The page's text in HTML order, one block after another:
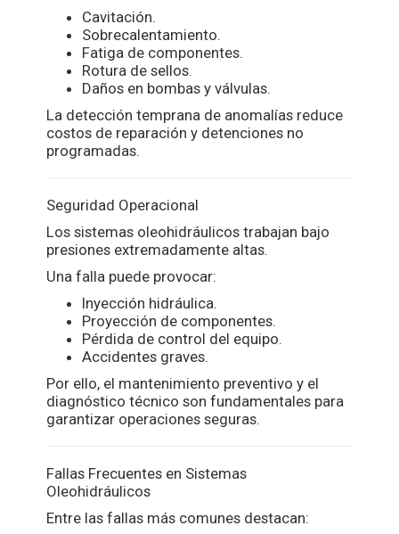
Cavitación.
Sobrecalentamiento.
Fatiga de componentes.
Rotura de sellos.
Daños en bombas y válvulas.
La detección temprana de anomalías reduce
costos de reparación y detenciones no
programadas.
Seguridad Operacional
Los sistemas oleohidráulicos trabajan bajo
presiones extremadamente altas.
Una falla puede provocar:
Inyección hidráulica.
Proyección de componentes.
Pérdida de control del equipo.
Accidentes graves.
Por ello, el mantenimiento preventivo y el
diagnóstico técnico son fundamentales para
garantizar operaciones seguras.
Fallas Frecuentes en Sistemas
Oleohidráulicos
Entre las fallas más comunes destacan: